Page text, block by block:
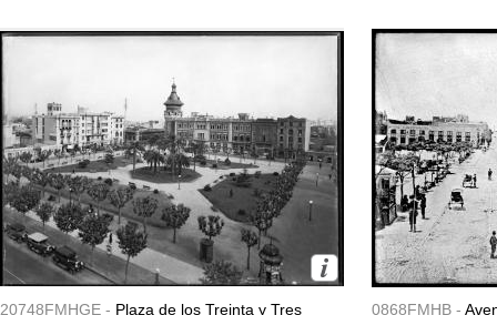
20748FMHGE - Plaza de los Treinta y Tres
0868FMHB -